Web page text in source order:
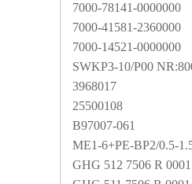
7000-78141-0000000
7000-41581-2360000
7000-14521-0000000
SWKP3-10/P00
3968017
25500108
B97007-061
ME1-6+PE-BP2/0.5-
GHG 512 7506 R 0001